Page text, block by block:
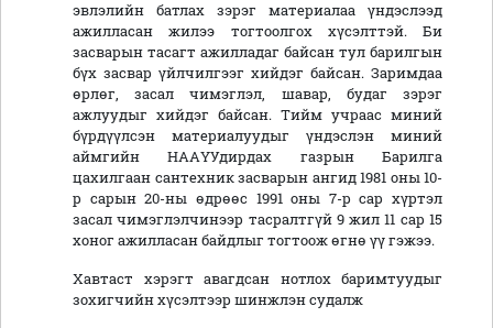
эвлэлийн батлах зэрэг материалаа үндэслээд
ажилласан жилээ тогтоолгох хүсэлттэй. Би
засварын тасагт ажилладаг байсан тул барилгын
бүх засвар үйлчилгээг хийдэг байсан. Заримдаа
өрлөг, засал чимэглэл, шавар, будаг зэрэг
ажлуудыг хийдэг байсан. Тийм учраас миний
бүрдүүлсэн материалуудыг үндэслэн миний
аймгийн НААҮУдирдах газрын Барилга
цахилгаан сантехник засварын ангид 1981 оны 10-
р сарын 20-ны өдрөөс 1991 оны 7-р сар хүртэл
засал чимэглэлчинээр тасралтгүй 9 жил 11 сар 15
хоног ажилласан байдлыг тогтоож өгнө үү гэжээ.
Хавтаст хэрэгт авагдсан нотлох баримтуудыг
зохигчийн хүсэлтээр шинжлэн судалж